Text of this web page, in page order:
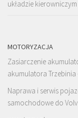
układzie
MOTORYZACJA
Zasiarczenie
akumulatora
Naprawa i serwis
samochodowe do